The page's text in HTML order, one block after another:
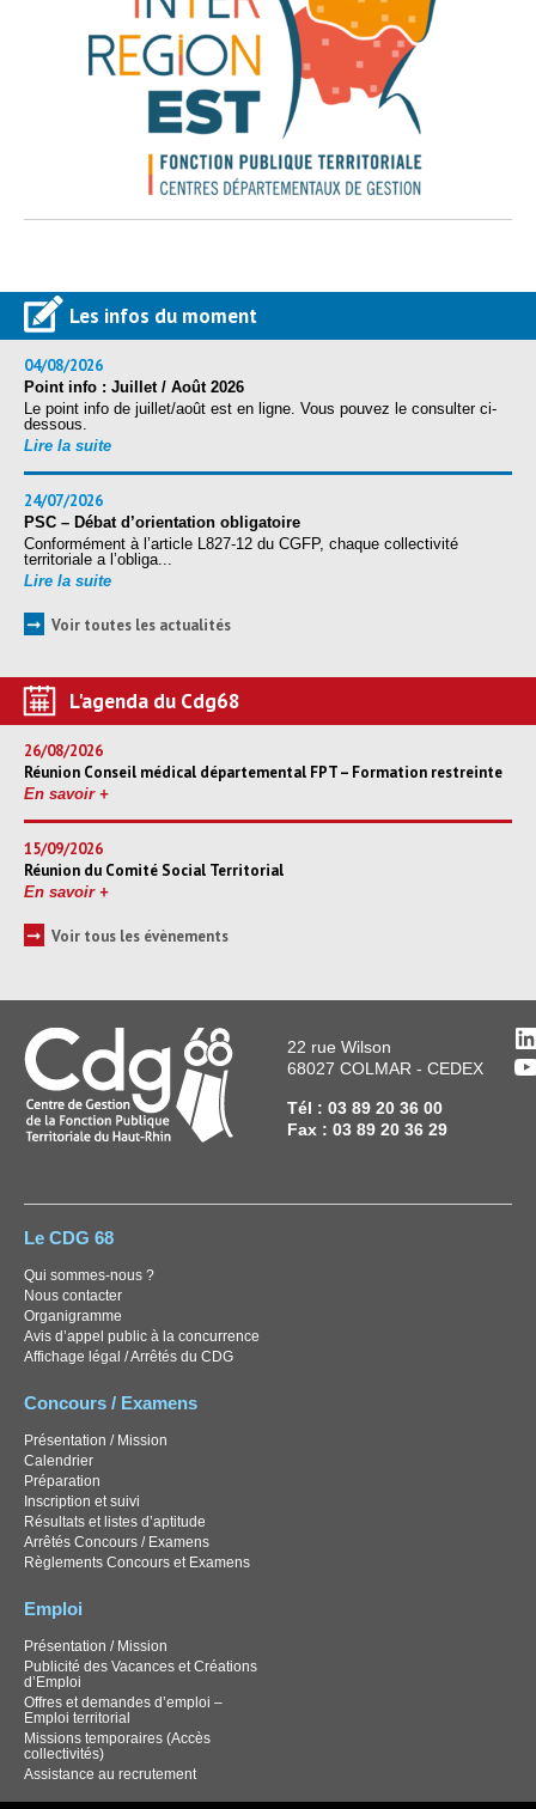
Les infos du moment
04/08/2026
Point info : Juillet / Août 2026
Le point info de juillet/août est en ligne. Vous pouvez le consulter ci-
dessous.
Lire la suite
24/07/2026
PSC – Débat d’orientation obligatoire
Conformément à l’article L827-12 du CGFP, chaque collectivité
territoriale a l’obliga...
Lire la suite
➞ Voir toutes les actualités
L'agenda du Cdg68
26/08/2026
Réunion Conseil médical départemental FPT – Formation restreinte
En savoir +
15/09/2026
Réunion du Comité Social Territorial
En savoir +
➞ Voir tous les évènements
22 rue Wilson
68027 COLMAR - CEDEX
Tél : 03 89 20 36 00
Fax : 03 89 20 36 29
Le CDG 68
Qui sommes-nous ?
Nous contacter
Organigramme
Avis d’appel public à la concurrence
Affichage légal / Arrêtés du CDG
Concours / Examens
Présentation / Mission
Calendrier
Préparation
Inscription et suivi
Résultats et listes d’aptitude
Arrêtés Concours / Examens
Règlements Concours et Examens
Emploi
Présentation / Mission
Publicité des Vacances et Créations
d’Emploi
Offres et demandes d’emploi –
Emploi territorial
Missions temporaires (Accès
collectivités)
Assistance au recrutement